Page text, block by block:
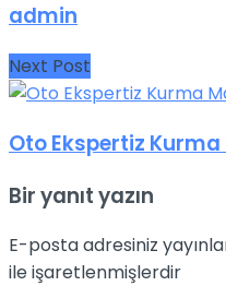
admin
Next Post
Oto Ekspertiz
Bir yanıt yazın
E-posta adresiniz
ile işaretlenmişlerdir